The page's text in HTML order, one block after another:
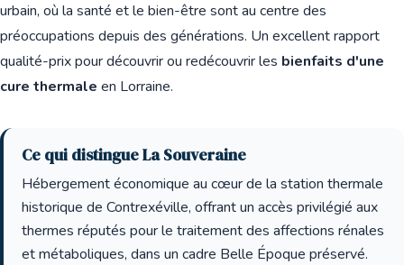
urbain, où la santé et le bien-être sont au centre des
préoccupations depuis des générations. Un excellent rapport
qualité-prix pour découvrir ou redécouvrir les bienfaits d'une
cure thermale en Lorraine.
Ce qui distingue La Souveraine
Hébergement économique au cœur de la station thermale
historique de Contrexéville, offrant un accès privilégié aux
thermes réputés pour le traitement des affections rénales
et métaboliques, dans un cadre Belle Époque préservé.